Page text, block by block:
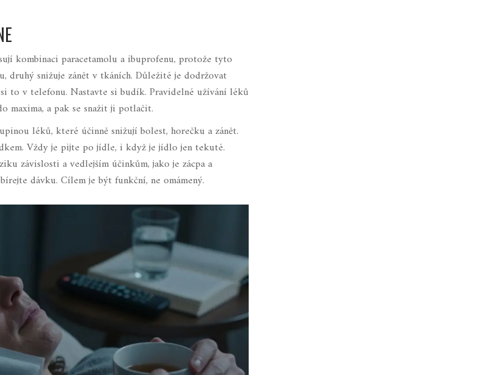
kombinaci paracetamolu a ibuprofenu, protože tyto
snižuje zánět v tkáních. Důležité je dodržovat
to v telefonu. Nastavte si budík. Pravidelné užívání léků
maxima, a pak se snažit ji potlačit.
léků, které účinně snižují bolest, horečku a zánět.
Vždy je pijte po jídle, i když je jídlo jen tekuté.
závislosti a vedlejším účinkům, jako je zácpa a
dávku. Cílem je být funkční, ne omámený.